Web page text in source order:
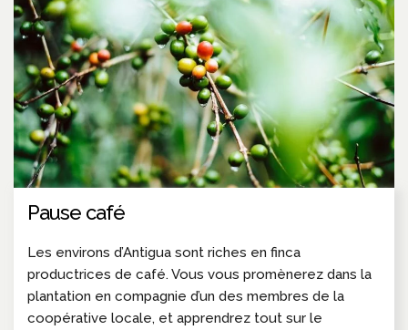
Pause café
Les environs d’Antigua sont riches en finca
productrices de café. Vous vous promènerez dans la
plantation en compagnie d’un des membres de la
coopérative locale, et apprendrez tout sur le